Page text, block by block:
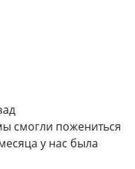
смогли пожениться
у нас была